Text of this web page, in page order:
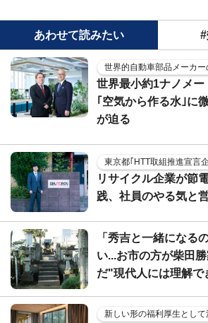
あわせて読みたい
世界的自動車部品メーカー
世界最小約1ナノメ
｢空気から作る水｣に
が迫る
東京都｢HTT取組推進宣言
リサイクル企業が節
践、社員のやる気と
「秀吉と一緒になる
い...お市の方が柴田
だ"現代人には理解で
新しい形の福利厚生として